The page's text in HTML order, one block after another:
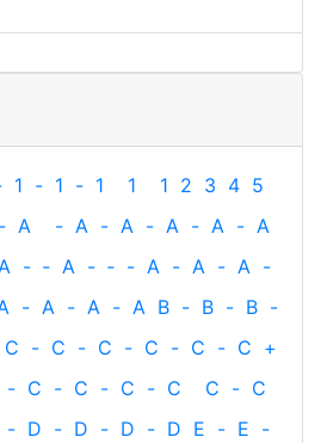
1 - 1 - 1 1 1 2 3 4 5
- A - A - A - A - A - A
- ‐ A - ‐ - A - A - A -
- A - A - A B - B - B -
C - C - C - C - C - C +
- C - C - C - C C - C
- D - D - D - D E - E -